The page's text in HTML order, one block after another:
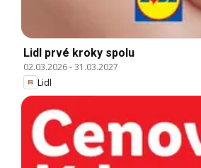
Lidl prvé kroky spolu
02.03.2026-31.03.2027
Lidl